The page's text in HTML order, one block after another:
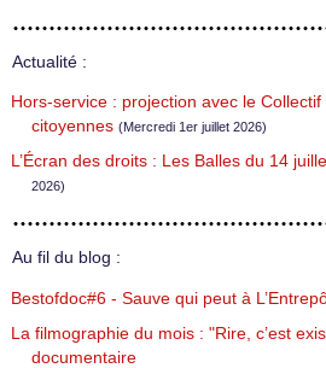
Actualité :
Hors-service : projection avec le
citoyennes (Mercredi 1er juillet 2026)
L’Écran des droits : Les Balles du 14
2026)
Au fil du blog :
Bestofdoc#6 - Sauve qui peut à
La filmographie du mois : "Rire, c’est
documentaire